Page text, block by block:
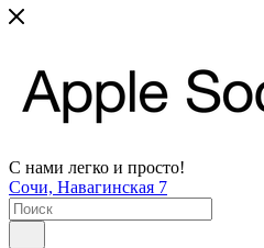
С нами легко и просто!
Сочи, Навагинская 7